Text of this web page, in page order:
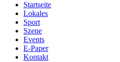
Startseite
Lokales
Sport
Szene
Events
E-Paper
Kontakt